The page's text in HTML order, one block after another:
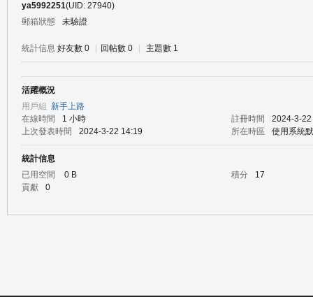
ya5992251(UID: 27940)
郵箱狀態
未驗證
統計信息 好友數 0 回帖數 0 主題數 1
活躍概況
用戶組 新手上路
在線時間
1 小時 註冊時間
2024-3-
上次發表時間
2024-3-22 14:19 所在時區 使用系統
統計信息
已用空間
0 B 積分
17
貢獻
0